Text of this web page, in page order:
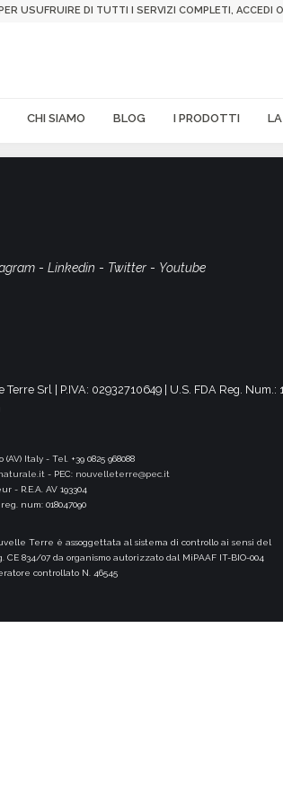
USUFRUIRE DI TUTTI I SERVIZI COMPLETI, ACCEDI
CHI SIAMO BLOG I PRODOTTI
- Linkedin - Twitter - Youtube
Srl | P.IVA: 02932710649 | U.S. FDA Reg. Num.:
Italy - Tel. +39 0825 968088
- PEC: nouvelleterre@pec.it
- R.E.A. AV 193304
num: 018047090
Terre è assoggettata al sistema di controllo ai sensi del
CE 834/07 da organismo autorizzato dal MiPAAF IT-BIO-004
controllato N. 46545